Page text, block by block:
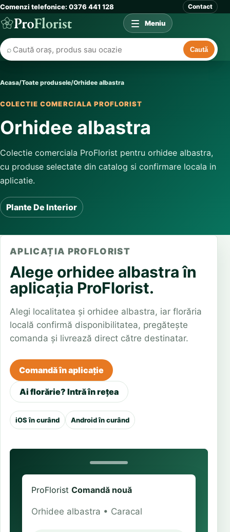
Comenzi telefonice: 0376 441 128 Contact
⌕ Caută
Meniu
Acasa/Toate produsele/Orhidee albastra
COLECTIE COMERCIALA PROFLORIST
Orhidee albastra
Colectie comerciala ProFlorist pentru orhidee albastra,
cu produse selectate din catalog si confirmare locala in
aplicatie.
Plante De Interior
APLICAȚIA PROFLORIST
Alege orhidee albastra în
aplicația ProFlorist.
Alegi localitatea și orhidee albastra, iar florăria
locală confirmă disponibilitatea, pregătește
comanda și livrează direct către destinatar.
Comandă în aplicație
Ai florărie? Intră în rețea
iOS în curând Android în curând
ProFlorist Comandă nouă
Orhidee albastra • Caracal